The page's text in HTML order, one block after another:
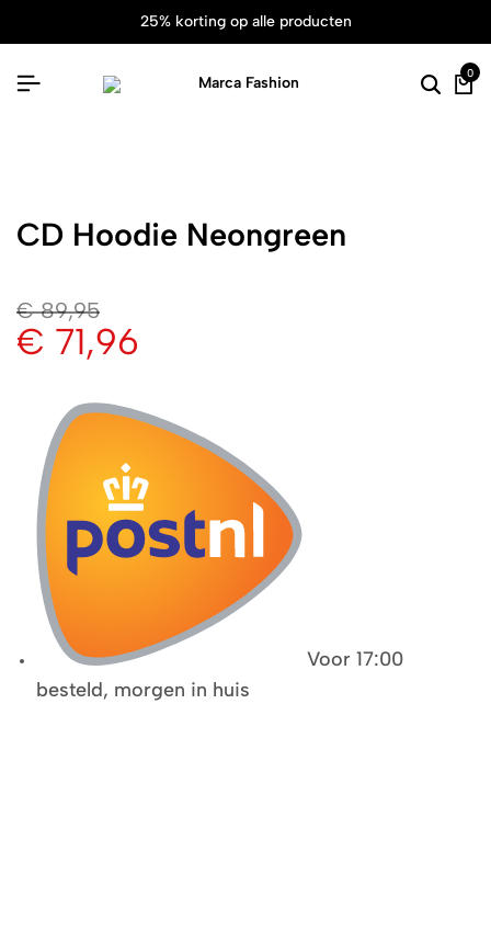
25% korting op alle producten
0
CD Hoodie Neongreen
€89,95
€ 71,96
Voor 17:00
besteld, morgen in huis